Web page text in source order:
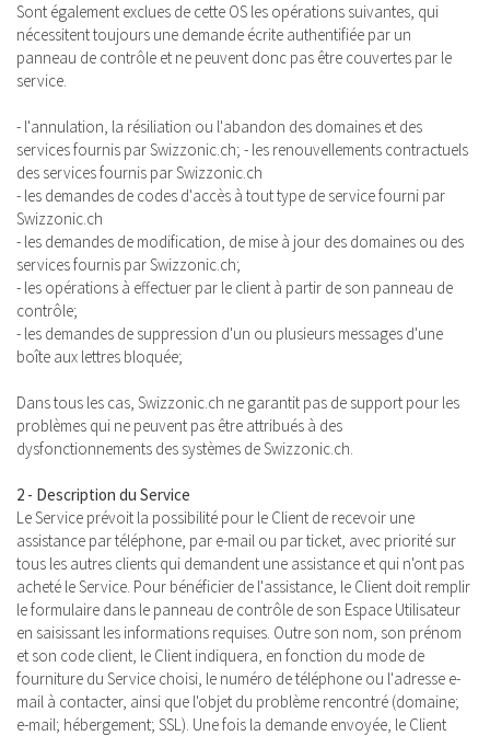
Sont également exclues de cette OS les opérations suivantes, qui
nécessitent toujours une demande écrite authentifiée par un
panneau de contrôle et ne peuvent donc pas être couvertes par le
service.
- l'annulation, la résiliation ou l'abandon des domaines et des
services fournis par Swizzonic.ch; - les renouvellements contractuels
des services fournis par Swizzonic.ch
- les demandes de codes d'accès à tout type de service fourni par
Swizzonic.ch
- les demandes de modification, de mise à jour des domaines ou des
services fournis par Swizzonic.ch;
- les opérations à effectuer par le client à partir de son panneau de
contrôle;
- les demandes de suppression d'un ou plusieurs messages d'une
boîte aux lettres bloquée;
Dans tous les cas, Swizzonic.ch ne garantit pas de support pour les
problèmes qui ne peuvent pas être attribués à des
dysfonctionnements des systèmes de Swizzonic.ch.
2 - Description du Service
Le Service prévoit la possibilité pour le Client de recevoir une
assistance par téléphone, par e-mail ou par ticket, avec priorité sur
tous les autres clients qui demandent une assistance et qui n'ont pas
acheté le Service. Pour bénéficier de l'assistance, le Client doit remplir
le formulaire dans le panneau de contrôle de son Espace Utilisateur
en saisissant les informations requises. Outre son nom, son prénom
et son code client, le Client indiquera, en fonction du mode de
fourniture du Service choisi, le numéro de téléphone ou l'adresse e-
mail à contacter, ainsi que l'objet du problème rencontré (domaine;
e-mail; hébergement; SSL). Une fois la demande envoyée, le Client